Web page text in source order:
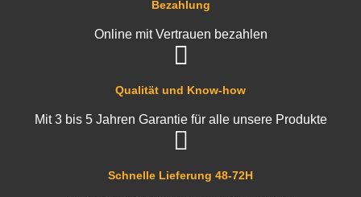
Schnelle Lieferung 48-72H
Qualität und Know-how
Mit 3 bis 5 Jahren Garantie für alle unsere Produkte
Bezahlung
Online mit Vertrauen bezahlen